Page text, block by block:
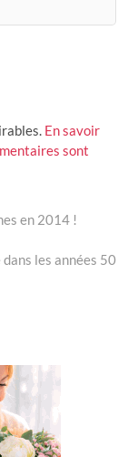
En savoir
sont
en 2014 !
les années 50